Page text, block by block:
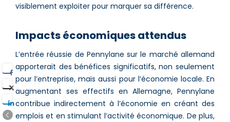
visiblement exploiter pour marquer sa différence.
Impacts économiques attendus
L’entrée réussie de Pennylane sur le marché allemand
apporterait des bénéfices significatifs, non seulement
pour l’entreprise, mais aussi pour l’économie locale. En
augmentant ses effectifs en Allemagne, Pennylane
contribue indirectement à l’économie en créant des
emplois et en stimulant l’activité économique. De plus,